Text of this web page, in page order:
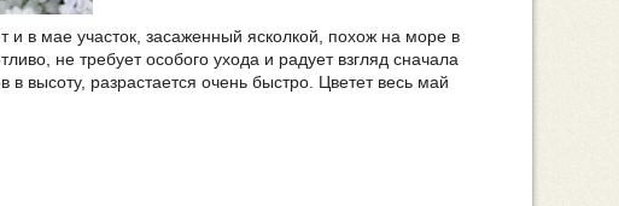
в мае участок, засаженный ясколкой, похож на море в
не требует особого ухода и радует взгляд сначала
высоту, разрастается очень быстро. Цветет весь май